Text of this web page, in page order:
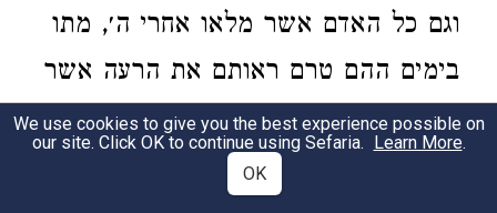
וגם כל האדם אשר מלאו אחרי ה׳, מתו
בימים ההם טרם ראותם את הרעה אשר
דיבר ה׳ לעשות בכל הארץ. ויהי מקץ
ימים רבים ושנים עד ארבע מאות
We use cookies to give you the best experience possible on
our site. Click OK to continue using Sefaria. Learn More.
OK